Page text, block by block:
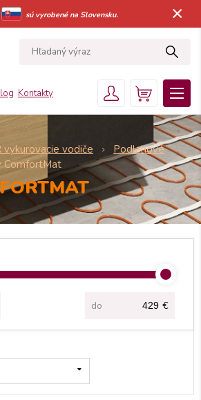
sú vyrobené na Slovensku. ×
Kontakty
vykurovacie vodiče
Podlahové
ComfortMat
do €